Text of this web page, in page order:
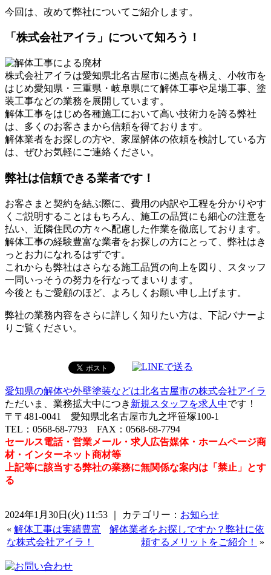
今回は、改めて弊社についてご紹介します。
「株式会社アイラ」について知ろう！
株式会社アイラは愛知県北名古屋市に拠点を構え、小牧市を
はじめ愛知県・三重県・岐阜県にて解体工事や足場工事、塗
装工事などの業務を展開しています。
解体工事をはじめ各種施工において高い技術力を誇る弊社
は、多くのお客さまから信頼を得ております。
解体業者をお探しの方や、家屋解体の依頼を検討している方
は、ぜひお気軽にご連絡ください。
弊社は信頼できる業者です！
お客さまと契約を結ぶ際に、費用の内訳や工程を分かりやす
くご説明することはもちろん、施工の品質にも細心の注意を
払い、近隣住民の方々へ配慮した作業を徹底しております。
解体工事の経験豊富な業者をお探しの方にとって、弊社はき
っとお力になれるはずです。
これからも弊社はさらなる施工品質の向上を図り、スタッフ
一同いっそうの努力を行なってまいります。
今後ともご愛顧のほど、よろしくお願い申し上げます。
弊社の業務内容をさらに詳しく知りたい方は、下記バナーよ
りご覧ください。
愛知県の解体や外壁塗装などは北名古屋市の株式会社アイラ
ただいま、業務拡大中につき 新規スタッフを求人中です！
〒〒481-0041 愛知県北名古屋市九之坪笹塚100-1
TEL：0568-68-7793 FAX：0568-68-7794
セールス電話・営業メール・求人広告媒体・ホームページ商
材・インターネット商材等
上記等に該当する弊社の業務に無関係な案内は「禁止」とす
る
2024年1月30日(火) 11:53 ｜ カテゴリー： お知らせ
« 解体工事は実績豊富
な株式会社アイラ！
解体業者をお探しですか？弊社に依
頼するメリットをご紹介！
»